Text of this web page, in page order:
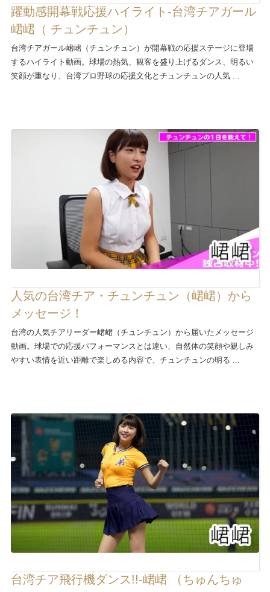
躍動感開幕戦応援ハイライト-台湾チアガール
峮峮（ チュンチュン）
台湾チアガール峮峮（チュンチュン）が開幕戦の応援ステージに登場
するハイライト動画。球場の熱気、観客を盛り上げるダンス、明るい
笑顔が重なり、台湾プロ野球の応援文化とチュンチュンの人気 ...
人気の台湾チア・チュンチュン（峮峮）から
メッセージ！
台湾の人気チアリーダー峮峮（チュンチュン）から届いたメッセージ
動画。球場での応援パフォーマンスとは違い、自然体の笑顔や親しみ
やすい表情を近い距離で楽しめる内容で、チュンチュンの明る ...
台湾チア飛行機ダンス!!-峮峮 （ちゅんちゅ